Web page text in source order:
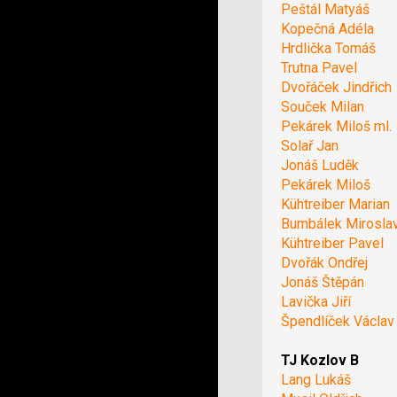
Peštál Matyáš
Kopečná Adéla
Hrdlička Tomáš
Trutna Pavel
Dvořáček Jindřich
Souček Milan
Pekárek Miloš ml.
Solař Jan
Jonáš Luděk
Pekárek Miloš
Kühtreiber Marian
Bumbálek
Kühtreiber Pavel
Dvořák Ondřej
Jonáš Štěpán
Lavička Jiří
Špendlíček Václav
TJ Kozlov B
Lang Lukáš